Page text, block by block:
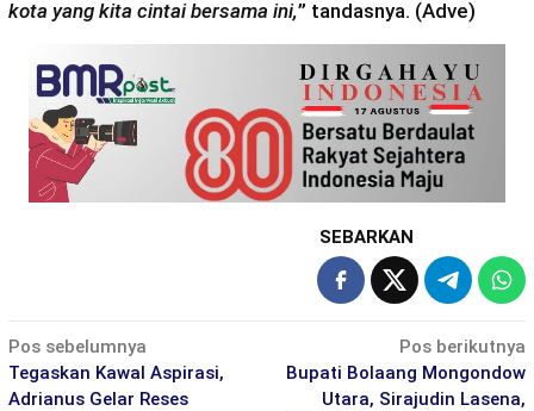
kota yang kita cintai bersama ini,” tandasnya. (Adve)
SEBARKAN
Navigasi
pos
Pos sebelumnya
Tegaskan Kawal Aspirasi,
Adrianus Gelar Reses
Pos berikutnya
Bupati Bolaang Mongondow
Utara, Sirajudin Lasena,